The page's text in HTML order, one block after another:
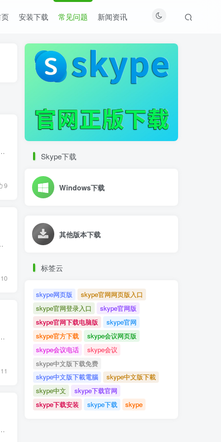
安装下载 常见问题 新闻资讯
活和工作中不可或缺的一部分。随着科技的不断进步，越来越多的通信工具涌现，而Skype无疑是...
9
是工作中的视频会议，还是与亲朋好友的日常联系，都离...
10
覆地的变化。从最初的电话、短信到如今的即时通讯软件，科技的发展让我们与世界的联系变得越...
11
通越来越频繁，也更加依赖高效、便捷的工具。尤其是跨国沟通，无论是商务洽谈还是家庭团聚，...
Skype下载
Windows下载
其他版本下载
标签云
skype网页版
skype官网网页版入口
skype官网登录入口
skype官网版
skype官网下载电脑版
skype官网
skype官方下载
skype会议网页版
skype会议电话
skype会议
skype中文版下载免费
skype中文版下載電腦
skype中文版下載
skype中文
skype下载官网
skype下载安装
skype下载 skype